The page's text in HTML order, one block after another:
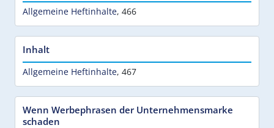
Allgemeine Heftinhalte, 466
Inhalt
Allgemeine Heftinhalte, 467
Wenn Werbephrasen der Unternehmensmarke
schaden